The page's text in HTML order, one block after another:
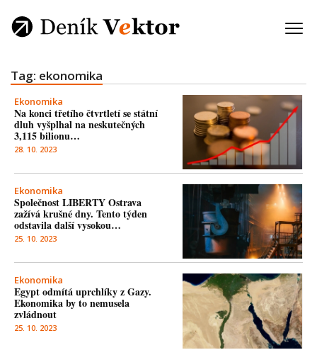
Tag: ekonomika
Ekonomika
Na konci třetího čtvrtletí se státní
dluh vyšplhal na neskutečných
3,115 bilionu…
28. 10. 2023
Ekonomika
Společnost LIBERTY Ostrava
zažívá krušné dny. Tento týden
odstavila další vysokou…
25. 10. 2023
Ekonomika
Egypt odmítá uprchlíky z Gazy.
Ekonomika by to nemusela
zvládnout
25. 10. 2023